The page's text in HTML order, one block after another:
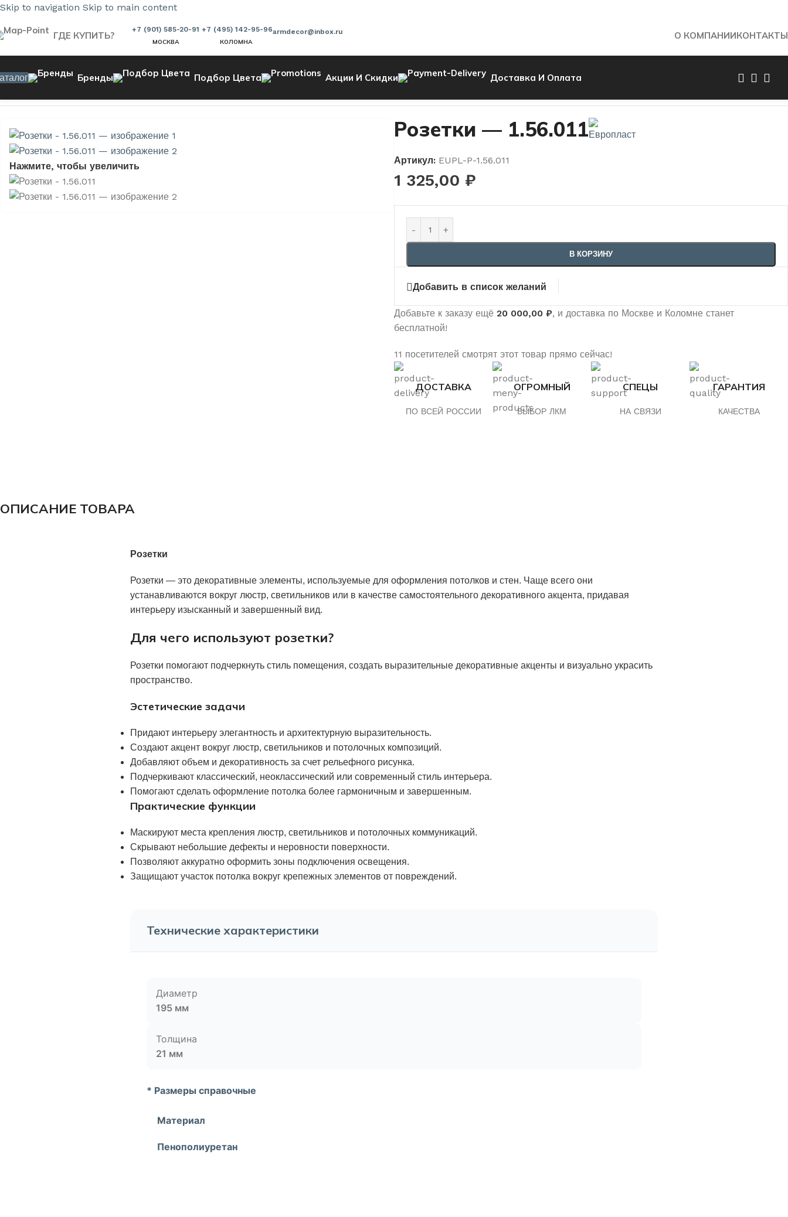
Skip to navigation Skip to main content
ГДЕ КУПИТЬ?
+7 (901) 585-20-91
МОСКВА
+7 (495) 142-95-96
КОЛОМНА
armdecor@inbox.ru О КОМПАНИИКОНТАКТЫ
Бренды Подбор Цвета Акции И Скидки
Доставка И Оплата
Нажмите, чтобы увеличить
Розетки — 1.56.011
Артикул: EUPL-P-1.56.011
1 325,00 ₽
В КОРЗИНУ
Добавить в список желаний
Добавьте к заказу ещё 20 000,00 ₽, и доставка по Москве и Коломне станет
бесплатной!
11 посетителей смотрят этот товар прямо сейчас!
ДОСТАВКА
ПО ВСЕЙ РОССИИ
ОГРОМНЫЙ
ВЫБОР ЛКМ
СПЕЦЫ
НА СВЯЗИ
ГАРАНТИЯ
КАЧЕСТВА
ОПИСАНИЕ ТОВАРА
Розетки
Розетки — это декоративные элементы, используемые для оформления потолков и стен. Чаще всего они
устанавливаются вокруг люстр, светильников или в качестве самостоятельного декоративного акцента, придавая
интерьеру изысканный и завершенный вид.
Для чего используют розетки?
Розетки помогают подчеркнуть стиль помещения, создать выразительные декоративные акценты и визуально украсить
пространство.
Эстетические задачи
Придают интерьеру элегантность и архитектурную выразительность.
Создают акцент вокруг люстр, светильников и потолочных композиций.
Добавляют объем и декоративность за счет рельефного рисунка.
Подчеркивают классический, неоклассический или современный стиль интерьера.
Помогают сделать оформление потолка более гармоничным и завершенным.
Практические функции
Маскируют места крепления люстр, светильников и потолочных коммуникаций.
Скрывают небольшие дефекты и неровности поверхности.
Позволяют аккуратно оформить зоны подключения освещения.
Защищают участок потолка вокруг крепежных элементов от повреждений.
Технические характеристики
Диаметр
195 мм
Толщина
21 мм
* Размеры справочные
Материал
Пенополиуретан